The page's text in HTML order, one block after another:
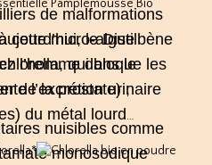
de malformations
le Distilbène
l’homme dans le
de la prostate) ;
nuisibles comme
monosodique
cette micro-algue
qui bloque les
l’excrétion urinaire
du métal lourd